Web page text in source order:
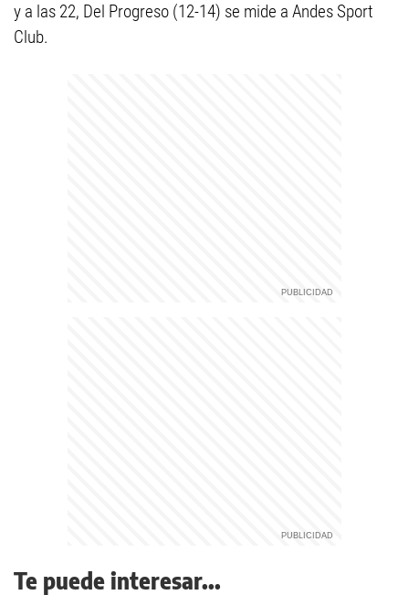
y a las 22, Del Progreso (12-14) se mide a Andes Sport
Club.
Te puede interesar...